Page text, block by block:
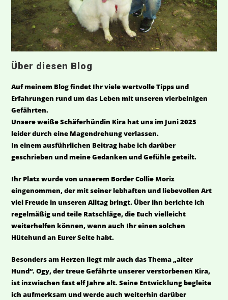
Über diesen Blog
Auf meinem Blog findet Ihr viele wertvolle Tipps und
Erfahrungen rund um das Leben mit unseren vierbeinigen
Gefährten.
Unsere weiße Schäferhündin Kira hat uns im Juni 2025
leider durch eine Magendrehung verlassen.
In einem ausführlichen Beitrag habe ich darüber
geschrieben und meine Gedanken und Gefühle geteilt.
Ihr Platz wurde von unserem Border Collie Moriz
eingenommen, der mit seiner lebhaften und liebevollen Art
viel Freude in unseren Alltag bringt. Über ihn berichte ich
regelmäßig und teile Ratschläge, die Euch vielleicht
weiterhelfen können, wenn auch Ihr einen solchen
Hütehund an Eurer Seite habt.
Besonders am Herzen liegt mir auch das Thema „alter
Hund“. Ogy, der treue Gefährte unserer verstorbenen Kira,
ist inzwischen fast elf Jahre alt. Seine Entwicklung begleite
ich aufmerksam und werde auch weiterhin darüber